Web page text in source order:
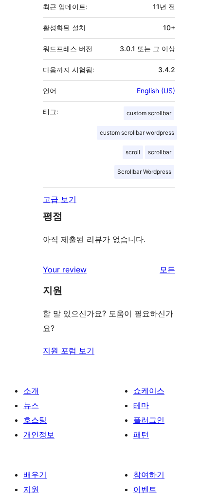
최근 업데이트: 11년 전
활성화된 설치 10+
워드프레스 버전 3.0.1 또는 그 이상
다음까지 시험됨: 3.4.2
언어 English (US)
태그: custom scrollbar
custom scrollbar wordpress
scroll scrollbar
Scrollbar Wordpress
고급 보기
평점
아직 제출된 리뷰가 없습니다.
Your review
모든
보
지원
할 말 있으신가요? 도움이 필요하신가
요?
지원 포럼 보기
소개
뉴스
호스팅
개인정보
쇼케이스
테마
플러그인
패턴
배우기
지원
참여하기
이벤트